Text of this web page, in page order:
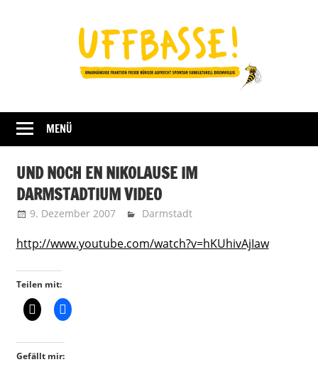
UFFBASSE!
Darmstadt
MENÜ
UND NOCH EN NIKOLAUSE IM
DARMSTADTIUM VIDEO
9. Dezember 2007 Uffbasse
Darmstadt
http://www.youtube.com/watch?v=hKUhivAjIaw
Teilen mit:
Gefällt mir: